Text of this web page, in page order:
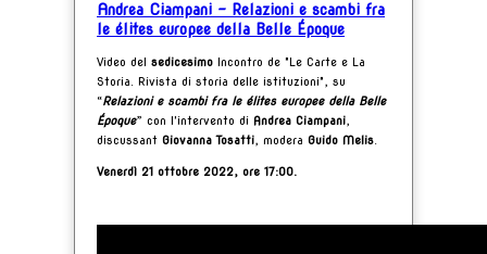
Andrea Ciampani - Relazioni e scambi fra
le élites europee della Belle Époque
Video del sedicesimo Incontro de "Le Carte e La
Storia. Rivista di storia delle istituzioni", su
“Relazioni e scambi fra le élites europee della Belle
Époque” con l'intervento di Andrea Ciampani,
discussant Giovanna Tosatti, modera Guido Melis.
Venerdì 21 ottobre 2022, ore 17:00.